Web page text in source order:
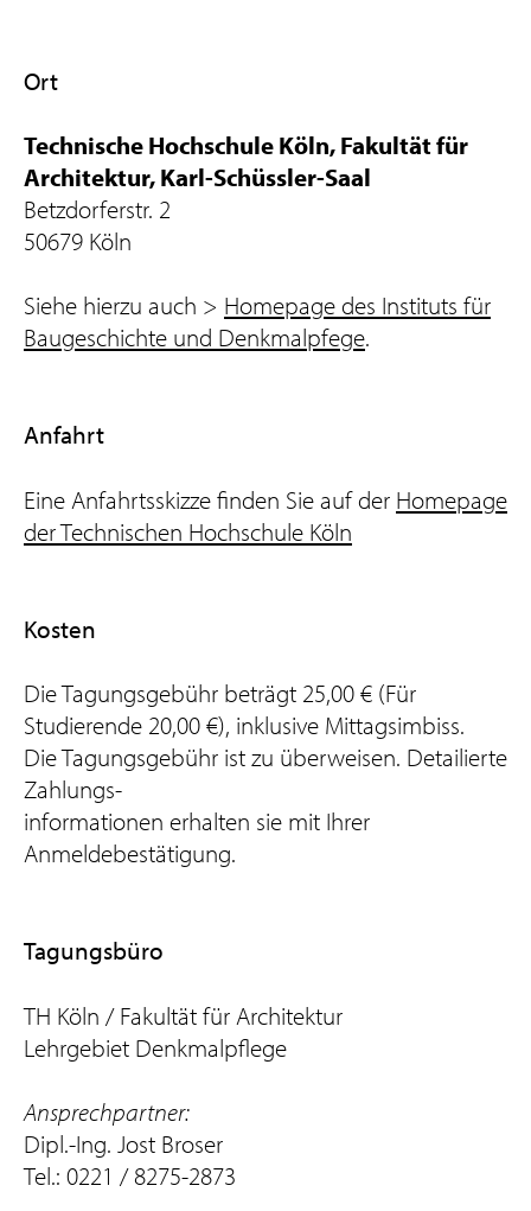
Ort
Technische Hochschule Köln, Fakultät für
Architektur, Karl-Schüssler-Saal
Betzdorferstr. 2
50679 Köln
Siehe hierzu auch > Homepage des Instituts für
Baugeschichte und Denkmalpfege.
Anfahrt
Eine Anfahrtsskizze finden Sie auf der Homepage
der Technischen Hochschule Köln
Kosten
Die Tagungsgebühr beträgt 25,00 € (Für
Studierende 20,00 €), inklusive Mittagsimbiss.
Die Tagungsgebühr ist zu überweisen. Detailierte
Zahlungs-
informationen erhalten sie mit Ihrer
Anmeldebestätigung.
Tagungsbüro
TH Köln / Fakultät für Architektur
Lehrgebiet Denkmalpflege
Ansprechpartner:
Dipl.-Ing. Jost Broser
Tel.: 0221 / 8275-2873